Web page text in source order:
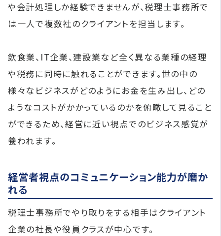
や会計処理しか経験できませんが、税理士事務所で
は一人で複数社のクライアントを担当します。
飲食業、IT企業、建設業など全く異なる業種の経理
や税務に同時に触れることができます。世の中の
様々なビジネスがどのようにお金を生み出し、どの
ようなコストがかかっているのかを俯瞰して見ること
ができるため、経営に近い視点でのビジネス感覚が
養われます。
経営者視点のコミュニケーション能力が磨か
れる
税理士事務所でやり取りをする相手はクライアント
企業の社長や役員クラスが中心です。